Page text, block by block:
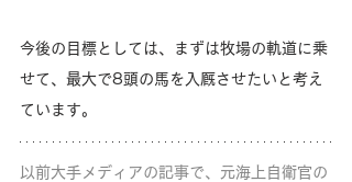
今後の目標としては、まずは牧場の軌道に乗
せて、最大で8頭の馬を入厩させたいと考え
ています。
以前大手メディアの記事で、元海上自衛官の